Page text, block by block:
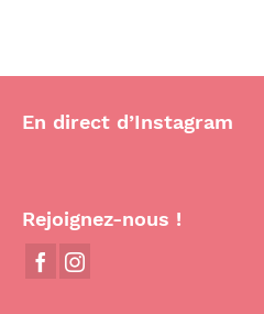
En direct d’Instagram
Rejoignez-nous !